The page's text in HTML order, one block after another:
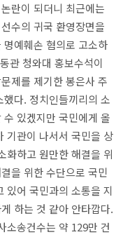
란이 되더니 최근에는
수의 귀국 환영장면을
예훼손 혐의로 고소하
관 청와대 홍보수석이
제를 제기한 봉은사 주
했다. 정치인들끼리의 소
있겠지만 국민에게 올
기관이 나서서 국민을 상
화하고 원만한 해결을 위
을 위한 수단으로 국민
있어 국민과의 소통을 지
하는 것 같아 안타깝다.
소송건수는 약 129만 건